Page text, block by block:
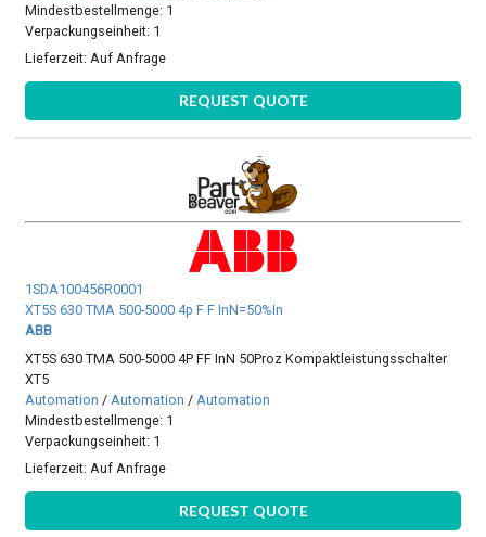
Mindestbestellmenge: 1
Verpackungseinheit: 1
Lieferzeit: Auf Anfrage
REQUEST QUOTE
1SDA100456R0001
XT5S 630 TMA 500-5000 4p F F InN=50%In
ABB
XT5S 630 TMA 500-5000 4P FF InN 50Proz Kompaktleistungsschalter
XT5
Automation / Automation / Automation
Mindestbestellmenge: 1
Verpackungseinheit: 1
Lieferzeit: Auf Anfrage
REQUEST QUOTE